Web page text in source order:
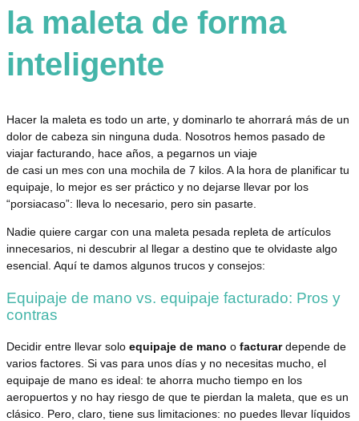
la maleta de forma
inteligente
Hacer la maleta es todo un arte, y dominarlo te ahorrará más de un
dolor de cabeza sin ninguna duda. Nosotros hemos pasado de
viajar facturando, hace años, a pegarnos un viaje
de casi un mes con una mochila de 7 kilos. A la hora de planificar tu
equipaje, lo mejor es ser práctico y no dejarse llevar por los
“porsiacaso”: lleva lo necesario, pero sin pasarte.
Nadie quiere cargar con una maleta pesada repleta de artículos
innecesarios, ni descubrir al llegar a destino que te olvidaste algo
esencial. Aquí te damos algunos trucos y consejos:
Equipaje de mano vs. equipaje facturado: Pros y
contras
Decidir entre llevar solo equipaje de mano o facturardepende de
varios factores. Si vas para unos días y no necesitas mucho, el
equipaje de mano es ideal: te ahorra mucho tiempo en los
aeropuertos y no hay riesgo de que te pierdan la maleta, que es un
clásico. Pero, claro, tiene sus limitaciones: no puedes llevar líquidos